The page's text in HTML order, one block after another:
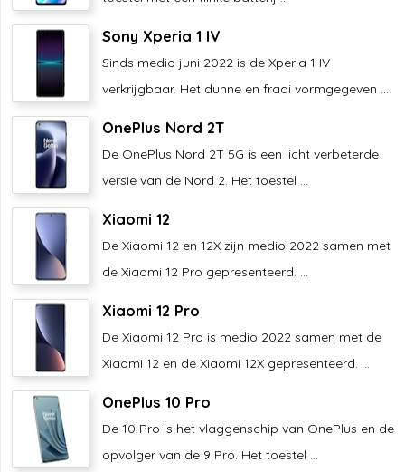
Sony Xperia 1 IV
Sinds medio juni 2022 is de Xperia 1 IV
verkrijgbaar. Het dunne en fraai vormgegeven ...
OnePlus Nord 2T
De OnePlus Nord 2T 5G is een licht verbeterde
versie van de Nord 2. Het toestel ...
Xiaomi 12
De Xiaomi 12 en 12X zijn medio 2022 samen met
de Xiaomi 12 Pro gepresenteerd. ...
Xiaomi 12 Pro
De Xiaomi 12 Pro is medio 2022 samen met de
Xiaomi 12 en de Xiaomi 12X gepresenteerd. ...
OnePlus 10 Pro
De 10 Pro is het vlaggenschip van OnePlus en de
opvolger van de 9 Pro. Het toestel ...